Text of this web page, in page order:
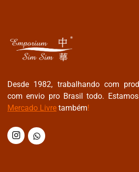
Desde 1982, trabalhando com
com envio pro Brasil todo.
Mercado Livre também!